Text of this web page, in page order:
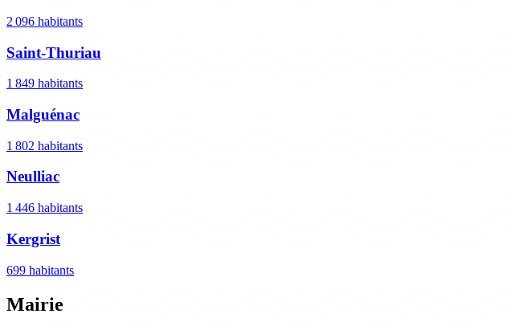
2 096 habitants
Saint-Thuriau
1 849 habitants
Malguénac
1 802 habitants
Neulliac
1 446 habitants
Kergrist
699 habitants
Mairie